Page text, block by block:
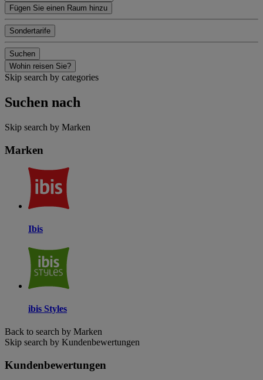
Fügen Sie einen Raum hinzu
Sondertarife
Suchen
Wohin reisen Sie?
Skip search by categories
Suchen nach
Skip search by Marken
Marken
Ibis
ibis Styles
Back to search by Marken
Skip search by Kundenbewertungen
Kundenbewertungen